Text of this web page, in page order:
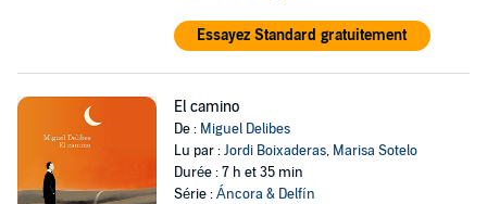
Essayez Standard gratuitement
El camino
De : Miguel Delibes
Lu par :Jordi Boixaderas, Marisa Sotelo
Durée : 7 h et 35 min
Série :Áncora & Delfín